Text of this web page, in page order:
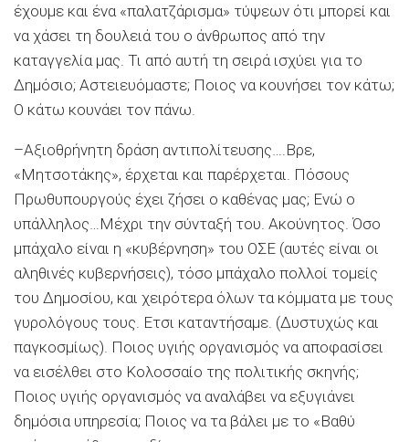
έχουμε και ένα «παλατζάρισμα» τύψεων ότι μπορεί και
να χάσει τη δουλειά του ο άνθρωπος από την
καταγγελία μας. Τι από αυτή τη σειρά ισχύει για το
Δημόσιο; Αστειευόμαστε; Ποιος να κουνήσει τον κάτω;
Ο κάτω κουνάει τον πάνω.
–Αξιοθρήνητη δράση αντιπολίτευσης….Βρε,
«Μητσοτάκης», έρχεται και παρέρχεται. Πόσους
Πρωθυπουργούς έχει ζήσει ο καθένας μας; Ενώ ο
υπάλληλος…Μέχρι την σύνταξή του. Ακούνητος. Όσο
μπάχαλο είναι η «κυβέρνηση» του ΟΣΕ (αυτές είναι οι
αληθινές κυβερνήσεις), τόσο μπάχαλο πολλοί τομείς
του Δημοσίου, και χειρότερα όλων τα κόμματα με τους
γυρολόγους τους. Ετσι καταντήσαμε. (Δυστυχώς και
παγκοσμίως). Ποιος υγιής οργανισμός να αποφασίσει
να εισέλθει στο Κολοσσαίο της πολιτικής σκηνής;
Ποιος υγιής οργανισμός να αναλάβει να εξυγιάνει
δημόσια υπηρεσία; Ποιος να τα βάλει με το «Βαθύ